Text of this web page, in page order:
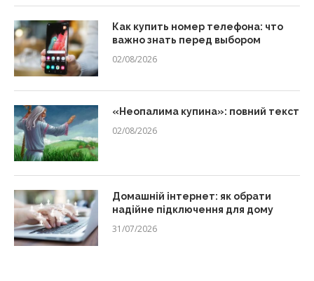
Как купить номер телефона: что
важно знать перед выбором
02/08/2026
«Неопалима купина»: повний текст
02/08/2026
Домашній інтернет: як обрати
надійне підключення для дому
31/07/2026